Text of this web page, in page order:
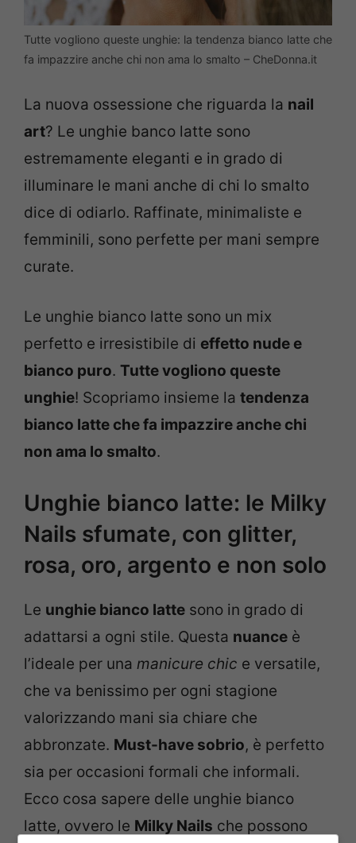
Tutte vogliono queste unghie: la tendenza bianco latte che
fa impazzire anche chi non ama lo smalto – CheDonna.it
La nuova ossessione che riguarda la nail
art? Le unghie banco latte sono
estremamente eleganti e in grado di
illuminare le mani anche di chi lo smalto
dice di odiarlo. Raffinate, minimaliste e
femminili, sono perfette per mani sempre
curate.
Le unghie bianco latte sono un mix
perfetto e irresistibile di effetto nude e
bianco puro. Tutte vogliono queste
unghie! Scopriamo insieme la tendenza
bianco latte che fa impazzire anche chi
non ama lo smalto.
Unghie bianco latte: le Milky
Nails sfumate, con glitter,
rosa, oro, argento e non solo
Le unghie bianco latte sono in grado di
adattarsi a ogni stile. Questa nuance è
l’ideale per una manicure chic e versatile,
che va benissimo per ogni stagione
valorizzando mani sia chiare che
abbronzate. Must-have sobrio, è perfetto
sia per occasioni formali che informali.
Ecco cosa sapere delle unghie bianco
latte, ovvero le Milky Nails che possono